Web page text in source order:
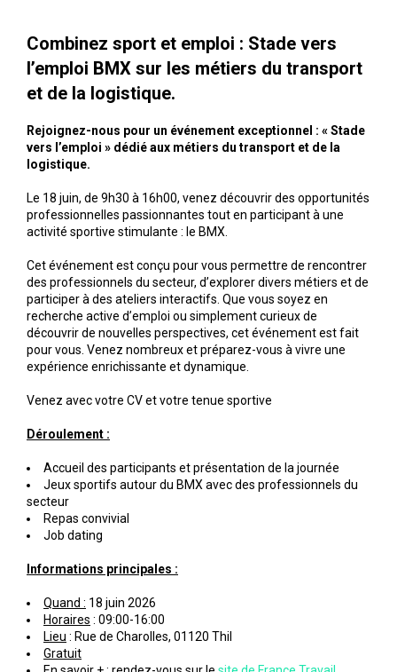
Combinez sport et emploi : Stade vers
l’emploi BMX sur les métiers du transport
et de la logistique.
Rejoignez-nous pour un événement exceptionnel : « Stade
vers l’emploi » dédié aux métiers du transport et de la
logistique.
Le 18 juin, de 9h30 à 16h00, venez découvrir des opportunités
professionnelles passionnantes tout en participant à une
activité sportive stimulante : le BMX.
Cet événement est conçu pour vous permettre de rencontrer
des professionnels du secteur, d’explorer divers métiers et de
participer à des ateliers interactifs. Que vous soyez en
recherche active d’emploi ou simplement curieux de
découvrir de nouvelles perspectives, cet événement est fait
pour vous. Venez nombreux et préparez-vous à vivre une
expérience enrichissante et dynamique.
Venez avec votre CV et votre tenue sportive
Déroulement :
Accueil des participants et présentation de la journée
Jeux sportifs autour du BMX avec des professionnels du
secteur
Repas convivial
Job dating
Informations principales :
Quand : 18 juin 2026
Horaires : 09:00-16:00
Lieu : Rue de Charolles, 01120 Thil
Gratuit